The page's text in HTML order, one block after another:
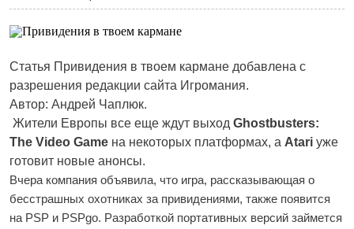
Статья Привидения в твоем кармане добавлена с
разрешения редакции сайта Игромания.
Автор: Андрей Чаплюк.
Жители Европы все еще ждут выход Ghostbusters:
The Video Game на некоторых платформах, а Atari уже
готовит новые анонсы.
Вчера компания объявила, что игра, рассказывающая о
бесстрашных охотниках за привидениями, также появится
на PSP и PSPgo. Разработкой портативных версий займется